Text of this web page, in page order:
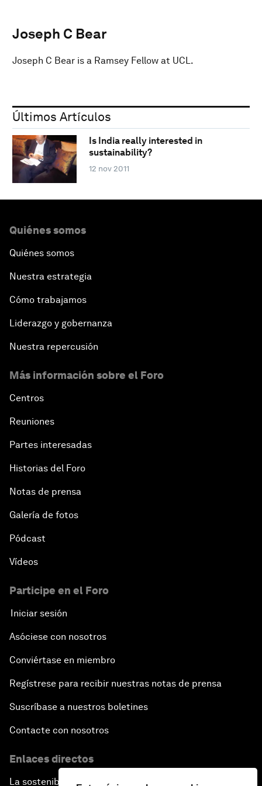
Joseph C Bear
Joseph C Bear is a Ramsey Fellow at UCL.
Últimos Artículos
Is India really interested in
sustainability?
12 nov 2011
Quiénes somos
Quiénes somos
Nuestra estrategia
Cómo trabajamos
Liderazgo y gobernanza
Nuestra repercusión
Más información sobre el Foro
Centros
Reuniones
Partes interesadas
Historias del Foro
Notas de prensa
Galería de fotos
Pódcast
Vídeos
Participe en el Foro
Iniciar sesión
Asóciese con nosotros
Conviértase en miembro
Regístrese para recibir nuestras notas de prensa
Suscríbase a nuestros boletines
Contacte con nosotros
Enlaces directos
La sostenibilidad en el Foro